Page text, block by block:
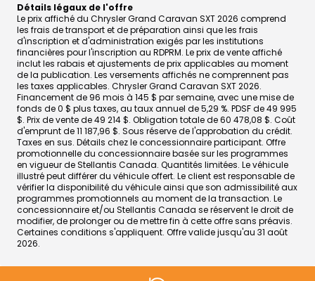
Détails légaux de l'offre
Le prix affiché du Chrysler Grand Caravan SXT 2026 comprend
les frais de transport et de préparation ainsi que les frais
d'inscription et d'administration exigés par les institutions
financières pour l'inscription au RDPRM. Le prix de vente affiché
inclut les rabais et ajustements de prix applicables au moment
de la publication. Les versements affichés ne comprennent pas
les taxes applicables. Chrysler Grand Caravan SXT 2026.
Financement de 96 mois à 145 $ par semaine, avec une mise de
fonds de 0 $ plus taxes, au taux annuel de 5,29 %. PDSF de 49 995
$. Prix de vente de 49 214 $. Obligation totale de 60 478,08 $. Coût
d'emprunt de 11 187,96 $. Sous réserve de l'approbation du crédit.
Taxes en sus. Détails chez le concessionnaire participant. Offre
promotionnelle du concessionnaire basée sur les programmes
en vigueur de Stellantis Canada. Quantités limitées. Le véhicule
illustré peut différer du véhicule offert. Le client est responsable de
vérifier la disponibilité du véhicule ainsi que son admissibilité aux
programmes promotionnels au moment de la transaction. Le
concessionnaire et/ou Stellantis Canada se réservent le droit de
modifier, de prolonger ou de mettre fin à cette offre sans préavis.
Certaines conditions s'appliquent. Offre valide jusqu'au 31 août
2026.